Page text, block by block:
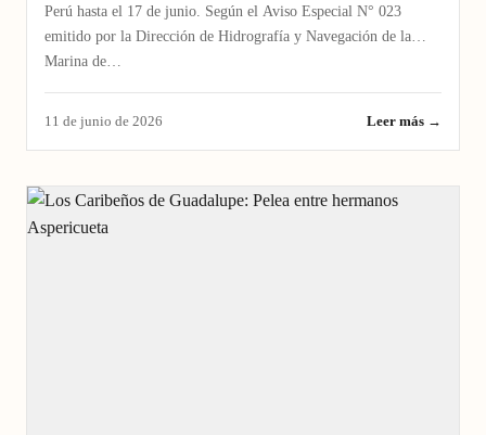
Perú hasta el 17 de junio. Según el Aviso Especial N° 023
emitido por la Dirección de Hidrografía y Navegación de la
Marina de…
11 de junio de 2026 Leer más →